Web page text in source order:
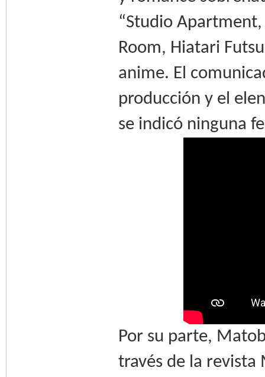
“Studio
Room, Hiatari
anime. El
producción y el
se indicó ninguna
Por su parte,
través de la revista